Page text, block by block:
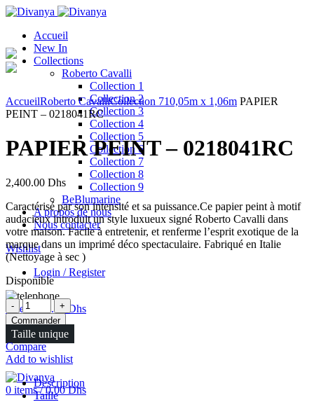
Accueil
New In
Collections
Roberto Cavalli
Collection 1
Collection 2
Collection 3
Collection 4
Collection 5
Collection 6
Collection 7
Collection 8
Collection 9
BeBlumarine
A propos de nous
Nous contacter
Wishlist
Login / Register
0 items 0.00 Dhs
FR
Menu
0 items / 0.00Dhs
AccueilRoberto CavalliCollection 710,05m x 1,06m PAPIER
PEINT – 0218041RC
PAPIER PEINT – 0218041RC
2,400.00 Dhs
Caractérisé par son intensité et sa puissance.Ce papier peint à motif
audacieux introduit un style luxueux signé Roberto Cavalli dans
votre maison. Facile à entretenir, et renferme l’esprit exotique de la
marque dans un imprimé déco spectaculaire. Fabriqué en Italie
(Nettoyage à sec )
Disponible
Quantité
Commander
Taille unique
Compare
Add to wishlist
Description
Taille